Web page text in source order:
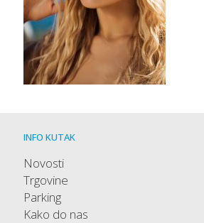
INFO KUTAK
Novosti
Trgovine
Parking
Kako do nas